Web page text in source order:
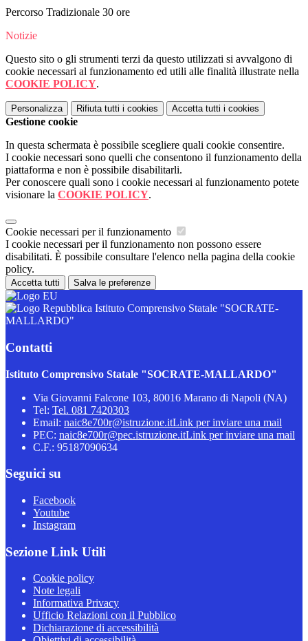
Percorso Tradizionale 30 ore
Notizie
Questo sito o gli strumenti terzi da questo utilizzati si avvalgono di
cookie necessari al funzionamento ed utili alle finalità illustrate nella
COOKIE POLICY.
Personalizza Rifiuta tutti i cookies Accetta tutti i cookies
Gestione cookie
In questa schermata è possibile scegliere quali cookie consentire.
I cookie necessari sono quelli che consentono il funzionamento della
piattaforma e non è possibile disabilitarli.
Per conoscere quali sono i cookie necessari al funzionamento potete
visionare la COOKIE POLICY.
Cookie necessari per il funzionamento
I cookie necessari per il funzionamento non possono essere
disabilitati. È possibile consultare l'elenco nella pagina della cookie
policy.
Accetta tutti Salva le preferenze
Istituto Comprensivo Statale "SOCRATE-
MALLARDO"
Contatti
Istituto Comprensivo Statale "SOCRATE-MALLARDO"
Via Giovanni Falcone 103, 80016 Marano di Napoli (NA)
Tel: Tel. 081 7420303
Email: naic8e700r@istruzione.itLink per inviare una mail
PEC: naic8e700r@pec.istruzione.itLink per inviare una mail
C.F.: 95187090634
Seguici su
Facebook
Youtube
Instagram
Sezione Link Utili
Cookie policy
Note legali
Informativa Privacy
Ufficio Relazioni con il Pubblico
Dichiarazione di accessibilità